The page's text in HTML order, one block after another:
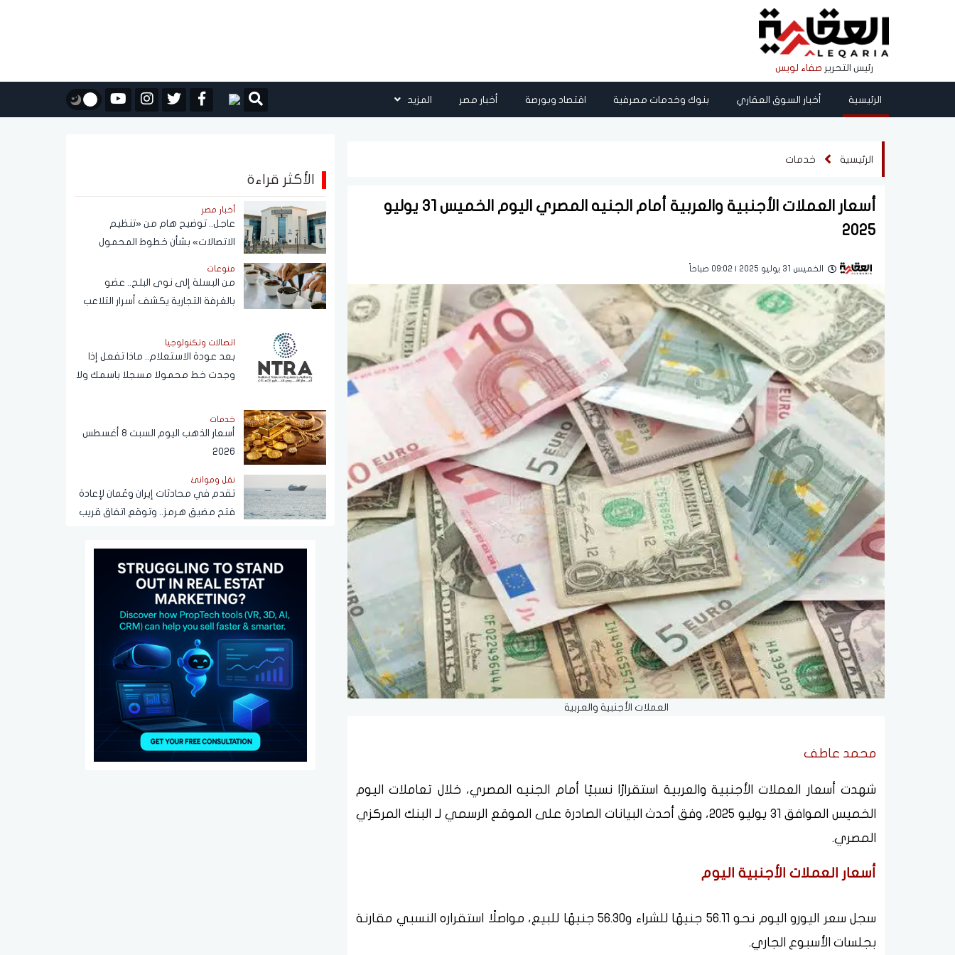
رئيس التحرير صفاء لويس
الرئيسية أخبار السوق العقاري بنوك وخدمات مصرفية اقتصاد وبورصة أخبار مصر المزيد
الرئيسية خدمات
أسعار العملات الأجنبية والعربية أمام الجنيه المصري اليوم الخميس 31 يوليو
2025
الخميس 31 يوليو 2025 | 09:02 صباحاً
العملات الأجنبية والعربية
محمد عاطف
شهدت أسعار العملات الأجنبية والعربية استقرارًا نسبيًا أمام الجنيه المصري، خلال تعاملات اليوم
الخميس الموافق 31 يوليو 2025، وفق أحدث البيانات الصادرة على الموقع الرسمي لـ البنك المركزي
المصري.
أسعار العملات الأجنبية اليوم
سجل سعر اليورو اليوم نحو 56.11 جنيهًا للشراء و56.30 جنيهًا للبيع، مواصلًا استقراره النسبي مقارنة
بجلسات الأسبوع الجاري.
الأكثر قراءة
أخبار مصر
عاجل.. توضيح هام من «تنظيم
الاتصالات» بشأن خطوط المحمول
منوعات
من البسلة إلى نوى البلح.. عضو
بالغرفة التجارية يكشف أسرار التلاعب
اتصالات وتكنولوجيا
بعد عودة الاستعلام.. ماذا تفعل إذا
وجدت خط محمولا مسجلا باسمك ولا
خدمات
أسعار الذهب اليوم السبت 8 أغسطس
2026
نقل وموانئ
تقدم في محادثات إيران وعُمان لإعادة
فتح مضيق هرمز.. وتوقع اتفاق قريب